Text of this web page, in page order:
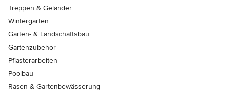
Treppen & Geländer
Wintergärten
Garten- & Landschaftsbau
Gartenzubehör
Pflasterarbeiten
Poolbau
Rasen & Gartenbewässerung